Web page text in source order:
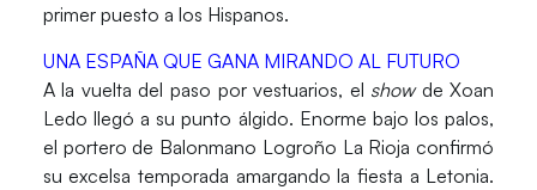
primer puesto a los Hispanos.
UNA ESPAÑA QUE GANA MIRANDO AL FUTURO
A la vuelta del paso por vestuarios, el showdeXoan
Ledo llegó a su punto álgido. Enorme bajo los palos,
el portero de Balonmano Logroño La Rioja confirmó
su excelsa temporada amargando la fiesta a Letonia.